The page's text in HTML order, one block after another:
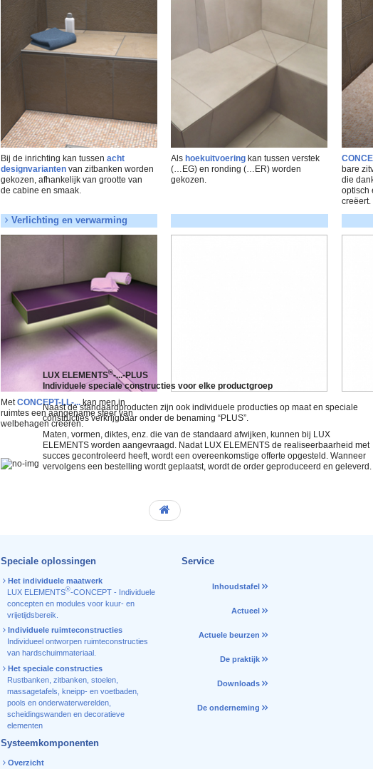
Bij de inrichting kan tussen acht
designvariantenvan zitbanken worden
gekozen, afhankelijk van grootte van
de cabine en smaak.
Als hoekuitvoering kan tussen verstek
(…EG) en ronding (…ER) worden
gekozen.
bare
die
optisch
creëert.
Verlichting en verwarming
MetCONCEPT-LL-...kan men in
ruimtes een aangename sfeer van
welbehagen creëren.
LUX ELEMENTS®-...-PLUS
Individuele speciale constructies voor elke productgroep
Naast de standaardproducten zijn ook individuele producties op maat en speciale
constructies verkrijgbaar onder de benaming “PLUS”.
Maten, vormen, diktes, enz. die van de standaard afwijken, kunnen bij LUX
ELEMENTS worden aangevraagd. Nadat LUX ELEMENTS de realiseerbaarheid met
succes gecontroleerd heeft, wordt een overeenkomstige offerte opgesteld. Wanneer
vervolgens een bestelling wordt geplaatst, wordt de order geproduceerd en geleverd.
Speciale oplossingen
Het individuele maatwerk
LUX ELEMENTS®-CONCEPT - Individuele
concepten en modules voor kuur- en
vrijetijdsbereik.
Individuele ruimteconstructies
Individueel ontworpen ruimteconstructies
van hardschuimmateriaal.
Het speciale constructies
Rustbanken, zitbanken, stoelen,
massagetafels, kneipp- en voetbaden,
pools en onderwaterwerelden,
scheidingswanden en decoratieve
elementen
Systeemkomponenten
Overzicht
Service
Inhoudstafel
Actueel
Actuele beurzen
De praktijk
Downloads
De onderneming